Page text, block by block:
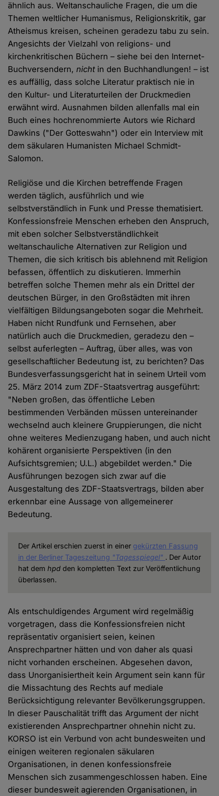
ähnlich aus. Weltanschauliche Fragen, die um die
Themen weltlicher Humanismus, Religionskritik, gar
Atheismus kreisen, scheinen geradezu tabu zu sein.
Angesichts der Vielzahl von religions- und
kirchenkritischen Büchern – siehe bei den Internet-
Buchversendern,nichtin den Buchhandlungen! – ist
es auffällig, dass solche Literatur praktisch nie in
den Kultur- und Literaturteilen der Druckmedien
erwähnt wird. Ausnahmen bilden allenfalls mal ein
Buch eines hochrenommierte Autors wie Richard
Dawkins ("Der Gotteswahn") oder ein Interview mit
dem säkularen Humanisten Michael Schmidt-
Salomon.
Religiöse und die Kirchen betreffende Fragen
werden täglich, ausführlich und wie
selbstverständlich in Funk und Presse thematisiert.
Konfessionsfreie Menschen erheben den Anspruch,
mit eben solcher Selbstverständlichkeit
weltanschauliche Alternativen zur Religion und
Themen, die sich kritisch bis ablehnend mit Religion
befassen, öffentlich zu diskutieren. Immerhin
betreffen solche Themen mehr als ein Drittel der
deutschen Bürger, in den Großstädten mit ihren
vielfältigen Bildungsangeboten sogar die Mehrheit.
Haben nicht Rundfunk und Fernsehen, aber
natürlich auch die Druckmedien, geradezu den –
selbst auferlegten – Auftrag, über alles, was von
gesellschaftlicher Bedeutung ist, zu berichten? Das
Bundesverfassungsgericht hat in seinem Urteil vom
25. März 2014 zum ZDF-Staatsvertrag ausgeführt:
"Neben großen, das öffentliche Leben
bestimmenden Verbänden müssen untereinander
wechselnd auch kleinere Gruppierungen, die nicht
ohne weiteres Medienzugang haben, und auch nicht
kohärent organisierte Perspektiven (in den
Aufsichtsgremien; U.L.) abgebildet werden." Die
Ausführungen bezogen sich zwar auf die
Ausgestaltung des ZDF-Staatsvertrags, bilden aber
erkennbar eine Aussage von allgemeinerer
Bedeutung.
Der Artikel erschien zuerst in einer gekürzten Fassung
in der Berliner Tageszeitung "Tagesspiegel" . Der Autor
hat dem hpdden kompletten Text zur Veröffentlichung
überlassen.
Als entschuldigendes Argument wird regelmäßig
vorgetragen, dass die Konfessionsfreien nicht
repräsentativ organisiert seien, keinen
Ansprechpartner hätten und von daher als quasi
nicht vorhanden erscheinen. Abgesehen davon,
dass Unorganisiertheit kein Argument sein kann für
die Missachtung des Rechts auf mediale
Berücksichtigung relevanter Bevölkerungsgruppen.
In dieser Pauschalität trifft das Argument der nicht
existierenden Ansprechpartner ohnehin nicht zu.
KORSO ist ein Verbund von acht bundesweiten und
einigen weiteren regionalen säkularen
Organisationen, in denen konfessionsfreie
Menschen sich zusammengeschlossen haben. Eine
dieser bundesweit agierenden Organisationen, in